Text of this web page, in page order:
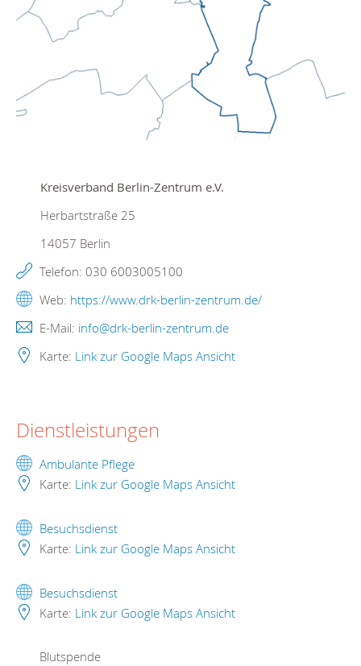
Kreisverband Berlin-Zentrum e.V.
Herbartstraße 25
14057 Berlin
Telefon: 030 6003005100
Web: https://www.drk-berlin-zentrum.de/
E-Mail: info@drk-berlin-zentrum.de
Karte: Link zur Google Maps Ansicht
Dienstleistungen
Ambulante Pflege
Karte: Link zur Google Maps Ansicht
Besuchsdienst
Karte: Link zur Google Maps Ansicht
Besuchsdienst
Karte: Link zur Google Maps Ansicht
Blutspende